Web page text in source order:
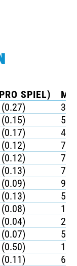
SPIEL)
333
577
482
750
742
706
920
524
533
158
661